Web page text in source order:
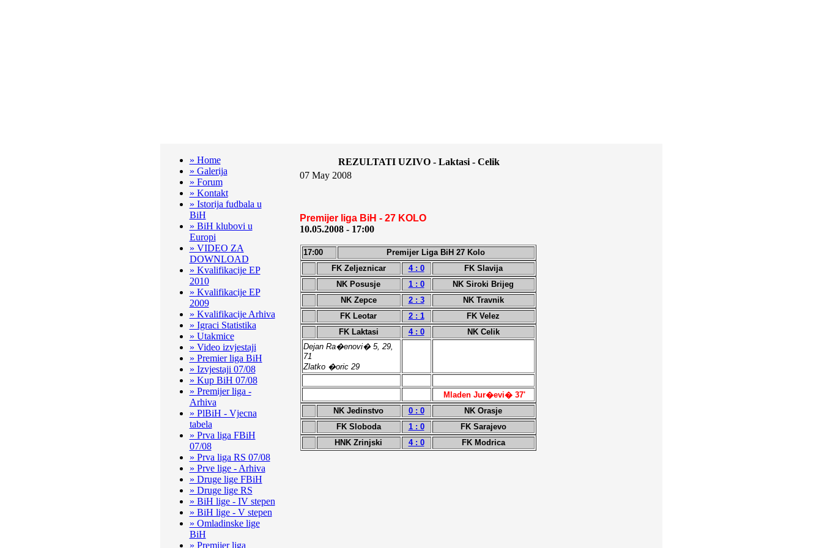
» Home
» Galerija
» Forum
» Kontakt
» Istorija fudbala u
BiH
» BiH klubovi u
Europi
» VIDEO ZA
DOWNLOAD
» Kvalifikacije EP
2010
» Kvalifikacije EP
2009
» Kvalifikacije Arhiva
» Igraci Statistika
» Utakmice
» Video izvjestaji
» Premier liga BiH
» Izvjestaji 07/08
» Kup BiH 07/08
» Premijer liga -
Arhiva
» PlBiH - Vjecna
tabela
» Prva liga FBiH
07/08
» Prva liga RS 07/08
» Prve lige - Arhiva
» Druge lige FBiH
» Druge lige RS
» BiH lige - IV stepen
» BiH lige - V stepen
» Omladinske lige
BiH
» Premijer liga
REZULTATI UZIVO - Laktasi - Celik
07 May 2008
Premijer liga BiH - 27 KOLO
10.05.2008 - 17:00
17:00
Premijer Liga BiH 27 Kolo
FK Zeljeznicar
4 : 0
FK Slavija
NK Posusje
1 : 0
NK Siroki Brijeg
NK Zepce
2 : 3
NK Travnik
FK Leotar
2 : 1
FK Velez
FK Laktasi
4 : 0
NK Celik
Dejan Ra�enovi� 5, 29,
71
Zlatko �oric 29
Mladen Jur�evi� 37'
NK Jedinstvo
0 : 0
NK Orasje
FK Sloboda
1 : 0
FK Sarajevo
HNK Zrinjski
4 : 0 FK Modrica